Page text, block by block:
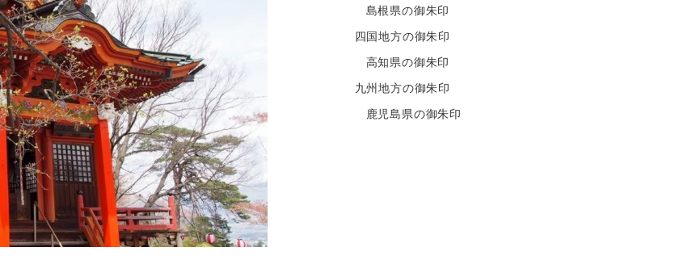
島根県の御朱印
四国地方の御朱印
高知県の御朱印
九州地方の御朱印
鹿児島県の御朱印